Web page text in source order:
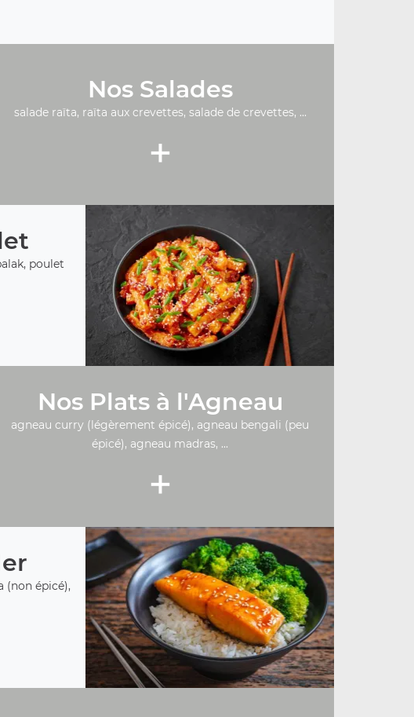
Nos Salades
salade raïta, raïta aux crevettes, salade de crevettes, ...
+
poulet
Nos Plats à l'Agneau
agneau curry (légèrement épicé), agneau bengali (peu
épicé), agneau madras, ...
+
(non épicé),